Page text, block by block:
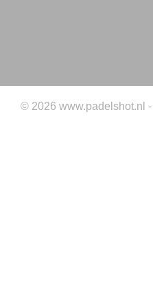
© 2026 www.padelshot.nl